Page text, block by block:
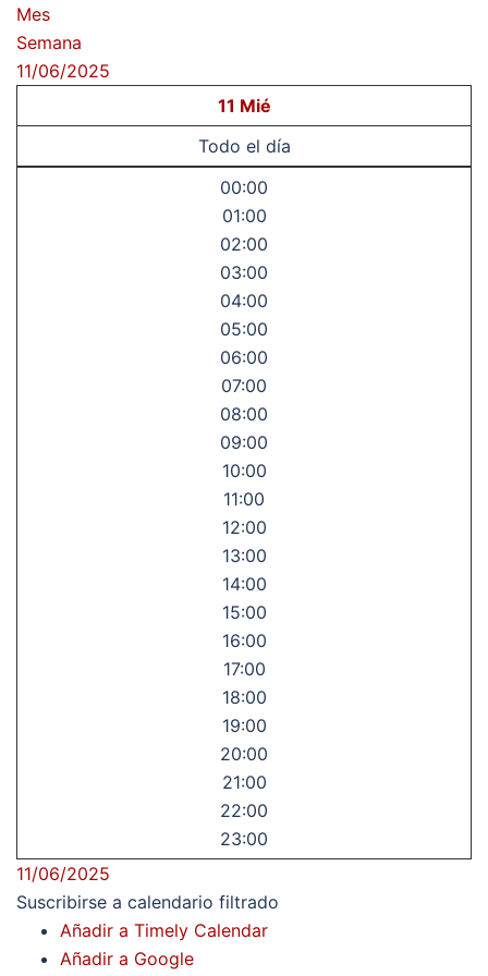
Mes
Semana
11/06/2025
11 Mié
Todo el día
00:00
01:00
02:00
03:00
04:00
05:00
06:00
07:00
08:00
09:00
10:00
11:00
12:00
13:00
14:00
15:00
16:00
17:00
18:00
19:00
20:00
21:00
22:00
23:00
11/06/2025
Suscribirse a calendario filtrado
Añadir a Timely Calendar
Añadir a Google